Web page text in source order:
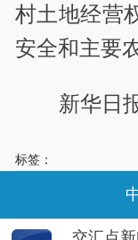
村土地经营
安全和主要
新华日
标签：